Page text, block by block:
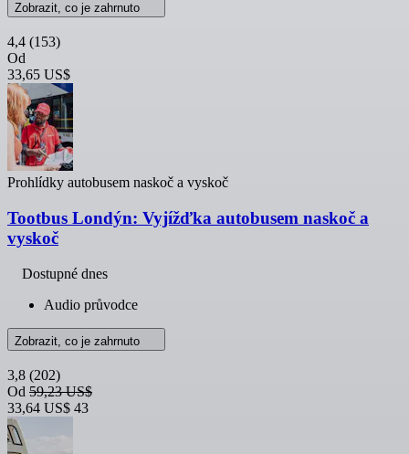
Zobrazit, co je zahrnuto
4,4 (153)
Od
33,65 US$
Prohlídky autobusem naskoč a vyskoč
Tootbus Londýn: Vyjížďka autobusem naskoč a
vyskoč
Dostupné dnes
Audio průvodce
Zobrazit, co je zahrnuto
3,8 (202)
Od 59,23 US$
33,64 US$ 43